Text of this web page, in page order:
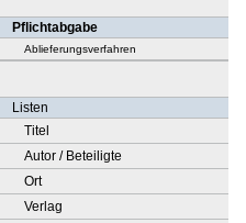
Pflichtabgabe
Ablieferungsverfahren
Listen
Titel
Autor / Beteiligte
Ort
Verlag